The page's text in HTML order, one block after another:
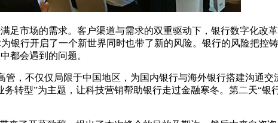
足市场的需求。客户渠道与需求的双重驱动下，银行数字化改
银行开启了一个新世界同时也带了新的风险。银行的风险把控
都会遇到的问题。
不仅仅局限于中国地区，为国内银行与海外银行搭建沟通交
转型”为主题，让科技营销帮助银行走过金融寒冬。第二天“银